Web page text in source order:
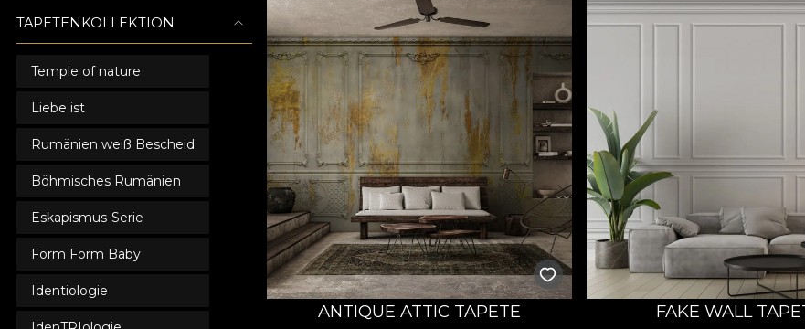
TAPETENKOLLEKTION
Temple of nature
Liebe ist
Rumänien weiß Bescheid
Böhmisches Rumänien
Eskapismus-Serie
Form Form Baby
Identiologie
brio testul timpului și se păstrează impecabile de-a lungul anilor.
Atmosferă deosebită cu tapetul
Toate tapetele noastre pentru sufragerie sunt concepute să reziste la uzură și
preferințele tale în materie de design, cu noi ai certitudinea că vei găsi modelul
Acum poți să-i oferi un nou aspect livingului tău, fără să fie necesare proceduri
mai comod. Nu mai rămâne decât să adaugi tu acea notă unică. Alege
cu adevărat special! Te așteptăm cu modele unice, create să inspire!
într-un loc memorabil, care să impresioneze orice vizitator!
ANTIQUE ATTIC TAPETE FAKE WALL